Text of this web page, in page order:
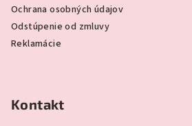
Ochrana osobných údajov
Odstúpenie od zmluvy
Reklamácie
Kontakt